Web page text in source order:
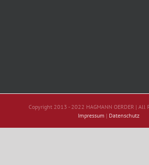
Copyright 2013 - 2022 HAGMANN OERDER | All
Impressum | Datenschutz